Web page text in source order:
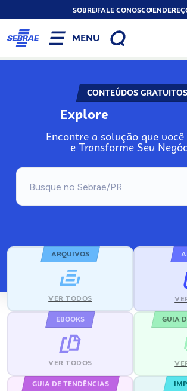
SOBREFALE CONOSCO
MENU
CONTEÚDOS GRATUITOS
Explore
Encontre a solução que você
e Transforme Seu
ARQUIVOS
VER TODOS
EBOOKS
VER TODOS
GUIA
GUIA DE TENDÊNCIAS